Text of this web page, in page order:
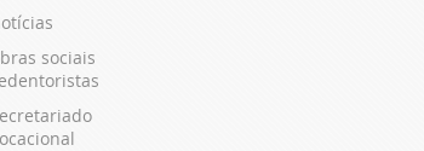
sociais